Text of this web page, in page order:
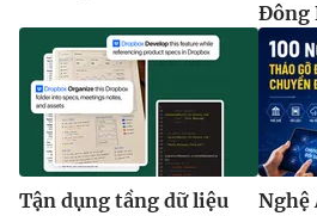
Đông
Tận dụng tầng dữ liệu
Nghệ